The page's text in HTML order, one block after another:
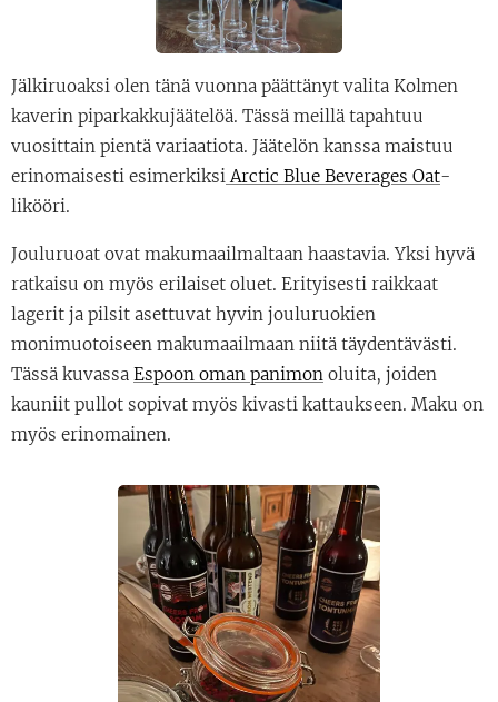
Jälkiruoaksi olen tänä vuonna päättänyt valita Kolmen
kaverin piparkakkujäätelöä. Tässä meillä tapahtuu
vuosittain pientä variaatiota. Jäätelön kanssa maistuu
erinomaisesti esimerkiksiArctic Blue Beverages Oat-
likööri.
Jouluruoat ovat makumaailmaltaan haastavia. Yksi hyvä
ratkaisu on myös erilaiset oluet. Erityisesti raikkaat
lagerit ja pilsit asettuvat hyvin jouluruokien
monimuotoiseen makumaailmaan niitä täydentävästi.
Tässä kuvassa Espoon oman panimon oluita, joiden
kauniit pullot sopivat myös kivasti kattaukseen. Maku on
myös erinomainen.